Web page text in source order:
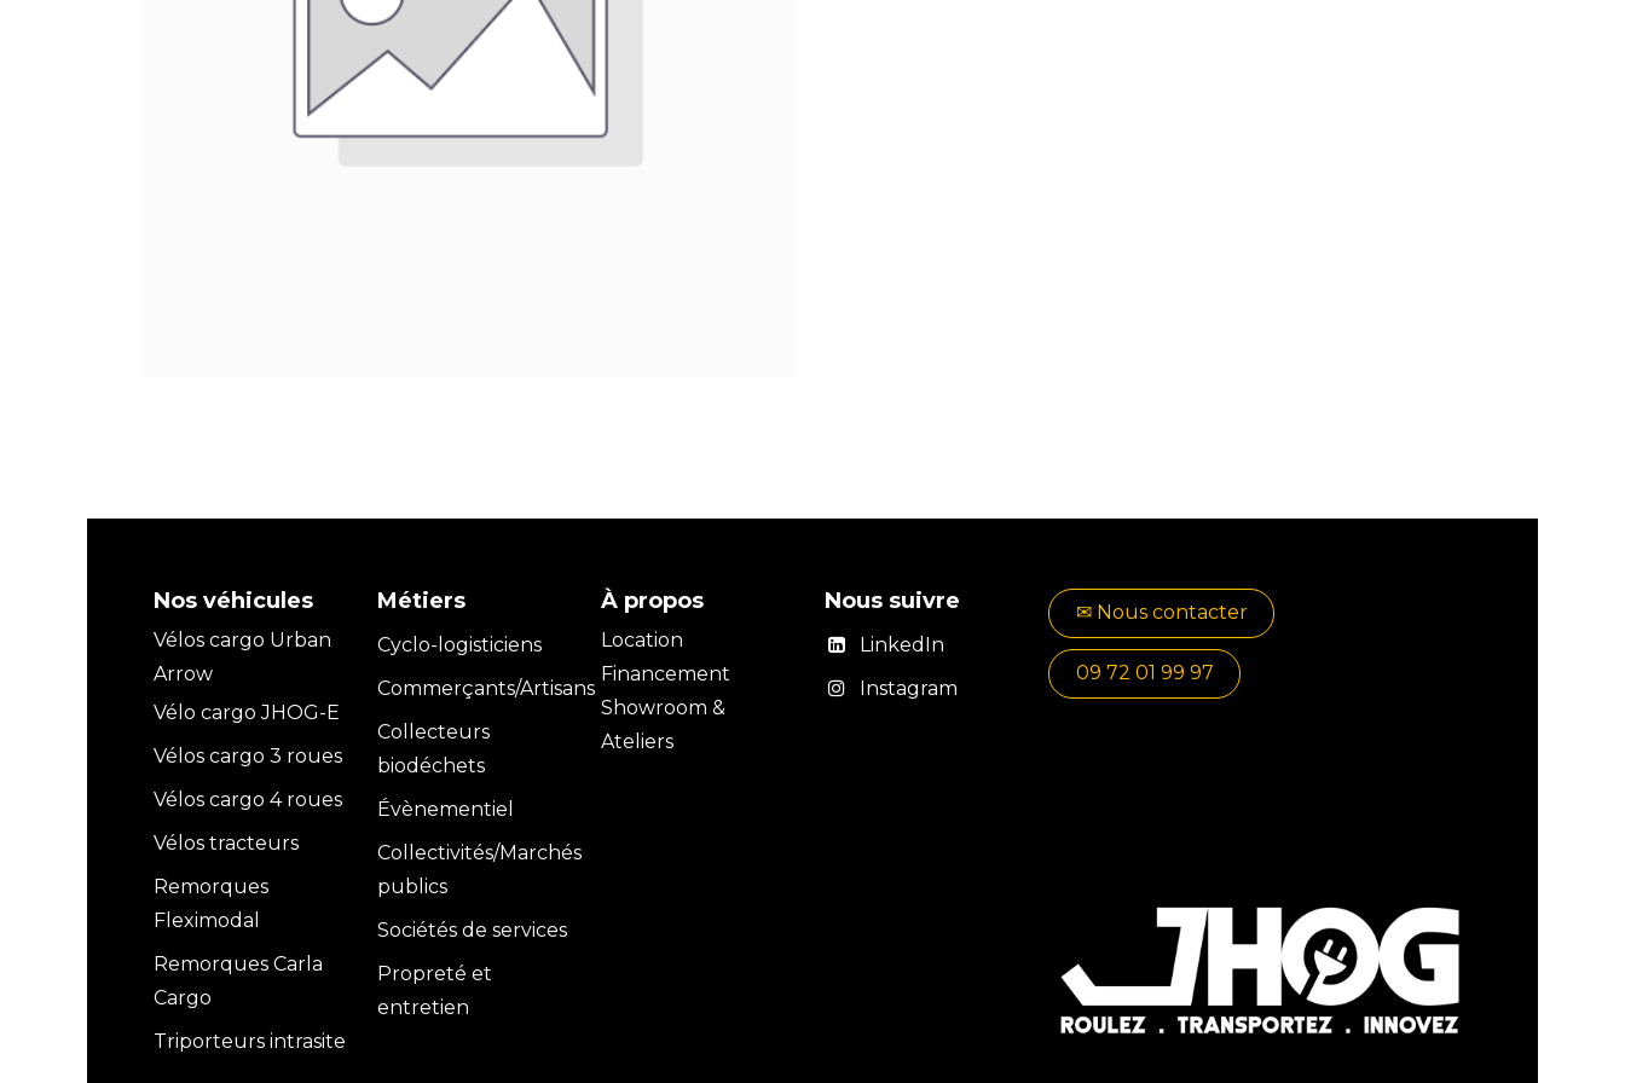
Nos véhicules
Vélos cargo Urban
Arrow
Vélo cargo JHOG-E
Vélos cargo 3 roues
Vélos cargo 4 roues
Vélos tracteurs
Remorques
Fleximodal
Remorques Carla
Cargo
Triporteurs intrasite
Métiers
Cyclo-logisticiens
Commerçants/Artisans
Collecteurs
biodéchets
Évènementiel
Collectivités/Marchés
publics
Sociétés de services
Propreté et
entretien
À propos
Location
Financement
Showroom &
Ateliers
Nous suivre
LinkedIn
Instagram
✉​​ No​​​​us contacter
09 72 01 99 97